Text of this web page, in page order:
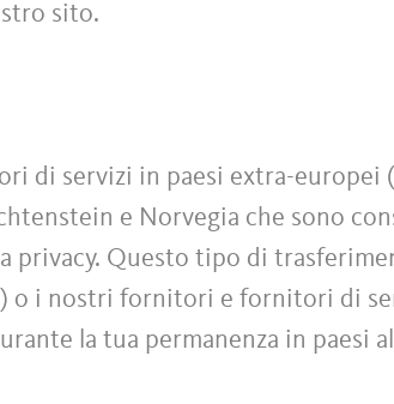
sito.
servizi in paesi extra-europei
e Norvegia che sono
privacy. Questo tipo di
o i nostri fornitori e fornitori di
la tua permanenza in paesi